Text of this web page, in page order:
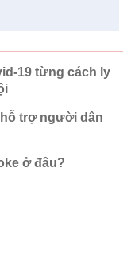
19 từng cách ly
hỗ trợ người dân
ở đâu?